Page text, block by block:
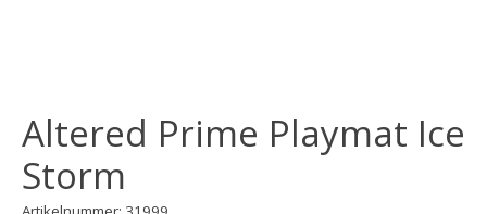
Altered Prime Playmat Ice
Storm